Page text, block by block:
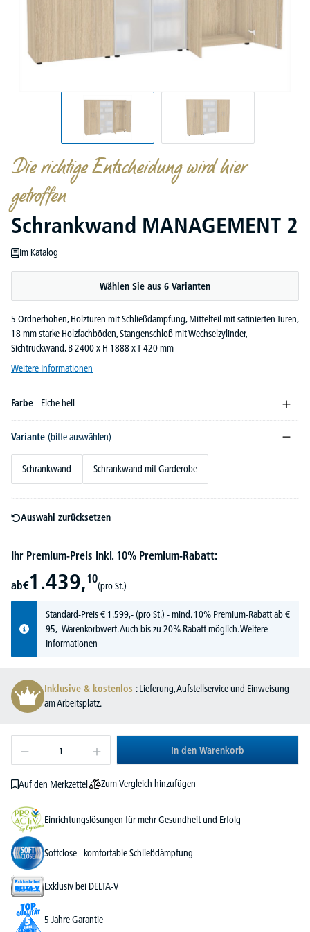
Die richtige Entscheidung wird hier
getroffen
Schrankwand MANAGEMENT 2
Im Katalog
Wählen Sie aus 6 Varianten
5 Ordnerhöhen, Holztüren mit Schließdämpfung, Mittelteil mit satinierten Türen,
18 mm starke Holzfachböden, Stangenschloß mit Wechselzylinder,
Sichtrückwand, B 2400 x H 1888 x T 420 mm
Weitere Informationen
Farbe - Eiche hell
Variante (bitte auswählen)
Schrankwand Schrankwand mit Garderobe
Auswahl zurücksetzen
Ihr Premium-Preis inkl. 10% Premium-Rabatt:
ab€1.439,10
(pro St.)
Standard-Preis€ 1.599,-(pro St.) - mind. 10% Premium-Rabatt ab €
95,- Warenkorbwert. Auch bis zu 20% Rabatt möglich.Weitere
Informationen
Inklusive & kostenlos : Lieferung, Aufstellservice und Einweisung
am Arbeitsplatz.
In den Warenkorb
Auf den Merkzettel Zum Vergleich hinzufügen
Einrichtungslösungen für mehr Gesundheit und Erfolg
Softclose - komfortable Schließdämpfung
Exklusiv bei DELTA-V
5 Jahre Garantie